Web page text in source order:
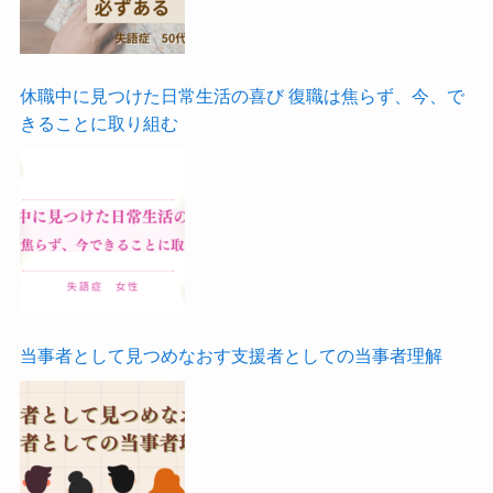
休職中に見つけた日常生活の喜び 復職は焦らず、今、で
きることに取り組む
当事者として見つめなおす支援者としての当事者理解